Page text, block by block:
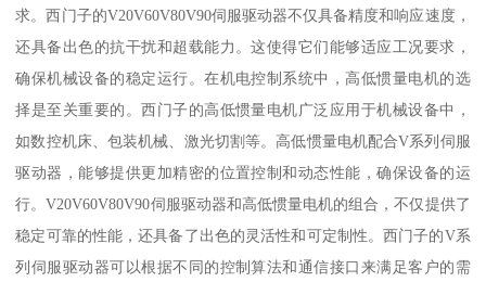
求。西门子的V20V60V80V90伺服驱动器不仅具备精度和响应速度，
还具备出色的抗干扰和超载能力。这使得它们能够适应工况要求，
确保机械设备的稳定运行。在机电控制系统中，高低惯量电机的选
择是至关重要的。西门子的高低惯量电机广泛应用于机械设备中，
如数控机床、包装机械、激光切割等。高低惯量电机配合V系列伺服
驱动器，能够提供更加精密的位置控制和动态性能，确保设备的运
行。V20V60V80V90伺服驱动器和高低惯量电机的组合，不仅提供了
稳定可靠的性能，还具备了出色的灵活性和可定制性。西门子的V系
列伺服驱动器可以根据不同的控制算法和通信接口来满足客户的需